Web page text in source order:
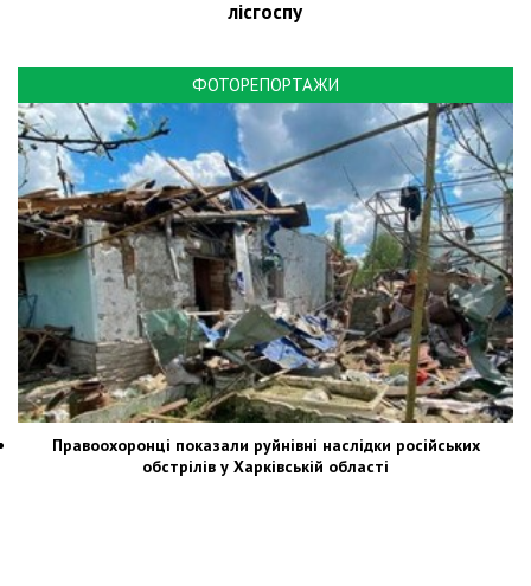
лісгоспу
ФОТОРЕПОРТАЖИ
Правоохоронці показали руйнівні наслідки російських
обстрілів у Харківській області